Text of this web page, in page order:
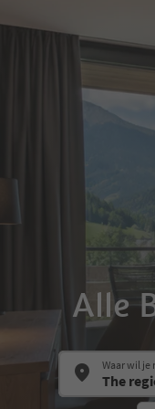
Alle
Waar wil je